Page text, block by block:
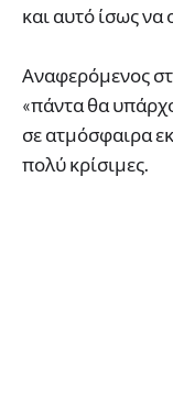
και αυτό ίσως να
Αναφερόμενος
«πάντα θα
σε ατμόσφαιρα
πολύ κρίσιμες.